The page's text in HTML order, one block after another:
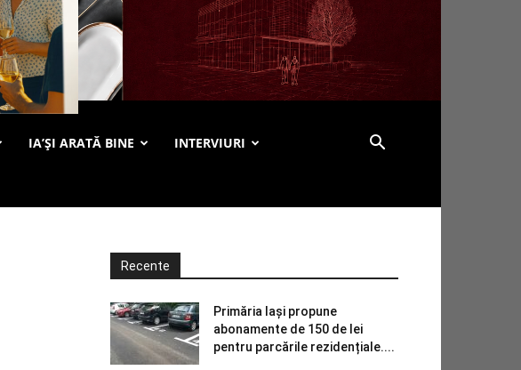
IA’ȘI ARATĂ BINE INTERVIURI
Recente
Primăria Iași propune
abonamente de 150 de lei
pentru parcările rezidențiale....